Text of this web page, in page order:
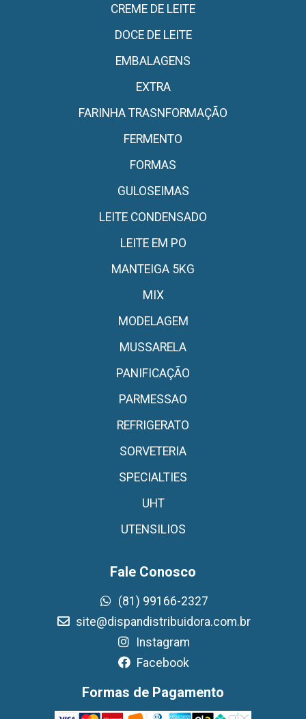
CREME DE LEITE
DOCE DE LEITE
EMBALAGENS
EXTRA
FARINHA TRASNFORMAÇÃO
FERMENTO
FORMAS
GULOSEIMAS
LEITE CONDENSADO
LEITE EM PO
MANTEIGA 5KG
MIX
MODELAGEM
MUSSARELA
PANIFICAÇÃO
PARMESSAO
REFRIGERATO
SORVETERIA
SPECIALTIES
UHT
UTENSILIOS
Fale Conosco
(81) 99166-2327
site@dispandistribuidora.com.br
Instagram
Facebook
Formas de Pagamento